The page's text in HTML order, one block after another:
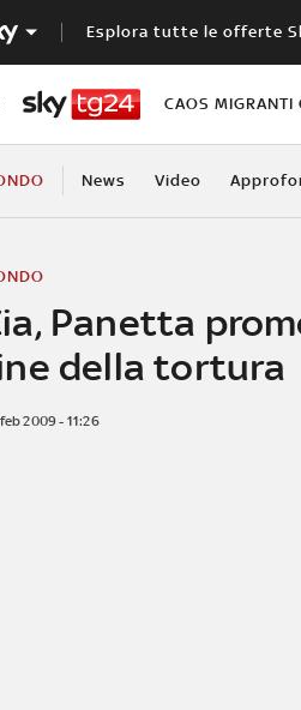
Esplora tutte le offerte
CAOS MIGRANTI
News Video
Panetta
della tortura
2009 - 11:26